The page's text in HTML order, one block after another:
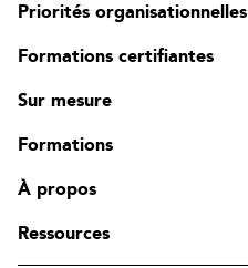
Priorités organisationnelles
Formations certifiantes
Sur mesure
Formations
À propos
Ressources